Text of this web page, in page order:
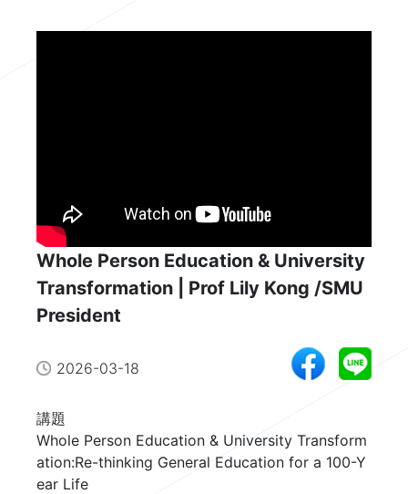
Whole Person Education & University
Transformation | Prof Lily Kong /SMU
President
2026-03-18
講題
Whole Person Education & University Transform
ation:Re-thinking General Education for a 100-Y
ear Life